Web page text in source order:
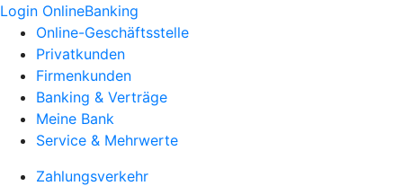
Login OnlineBanking
Online-Geschäftsstelle
Privatkunden
Firmenkunden
Banking & Verträge
Meine Bank
Service & Mehrwerte
Zahlungsverkehr